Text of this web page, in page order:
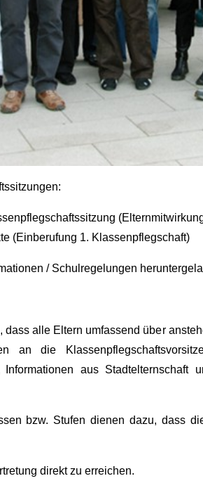
(Einberufung 1. Klassenpflegschaft)
/ Schulregelungen
alle Eltern umfassend über
an die
Informationen aus
bzw. Stufen dienen dazu, dass
direkt zu erreichen.